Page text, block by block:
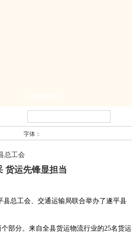
字体：
总工会
货运先锋显担当
总工会、交通运输局联合举办了遂平县
分。来自全县货运物流行业的25名货运